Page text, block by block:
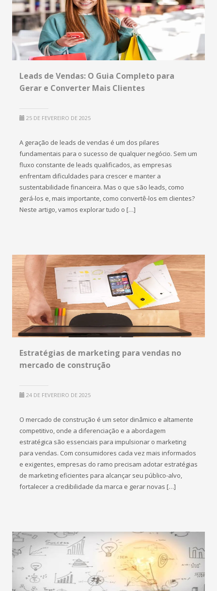
Leads de Vendas: O Guia Completo para
Gerar e Converter Mais Clientes
25 DE FEVEREIRO DE 2025
A geração de leads de vendas é um dos pilares
fundamentais para o sucesso de qualquer negócio. Sem um
fluxo constante de leads qualificados, as empresas
enfrentam dificuldades para crescer e manter a
sustentabilidade financeira. Mas o que são leads, como
gerá-los e, mais importante, como convertê-los em clientes?
Neste artigo, vamos explorar tudo o […]
Estratégias de marketing para vendas no
mercado de construção
24 DE FEVEREIRO DE 2025
O mercado de construção é um setor dinâmico e altamente
competitivo, onde a diferenciação e a abordagem
estratégica são essenciais para impulsionar o marketing
para vendas. Com consumidores cada vez mais informados
e exigentes, empresas do ramo precisam adotar estratégias
de marketing eficientes para alcançar seu público-alvo,
fortalecer a credibilidade da marca e gerar novas […]